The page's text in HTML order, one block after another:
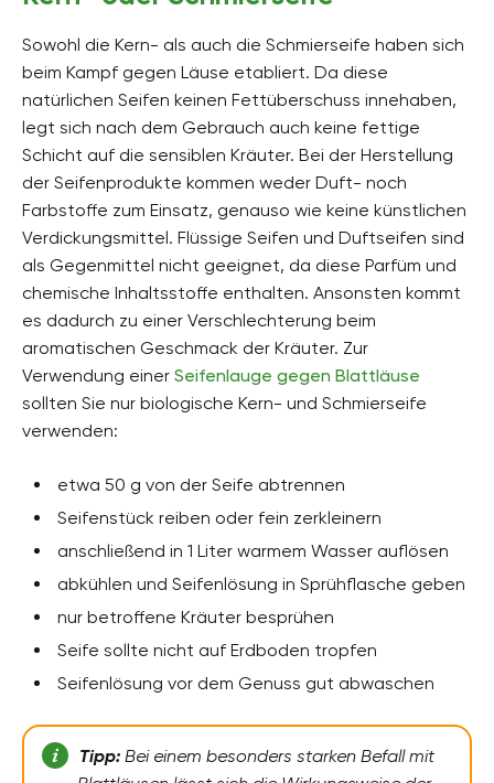
Sowohl die Kern- als auch die Schmierseife haben sich
beim Kampf gegen Läuse etabliert. Da diese
natürlichen Seifen keinen Fettüberschuss innehaben,
legt sich nach dem Gebrauch auch keine fettige
Schicht auf die sensiblen Kräuter. Bei der Herstellung
der Seifenprodukte kommen weder Duft- noch
Farbstoffe zum Einsatz, genauso wie keine künstlichen
Verdickungsmittel. Flüssige Seifen und Duftseifen sind
als Gegenmittel nicht geeignet, da diese Parfüm und
chemische Inhaltsstoffe enthalten. Ansonsten kommt
es dadurch zu einer Verschlechterung beim
aromatischen Geschmack der Kräuter. Zur
Verwendung einer Seifenlauge gegen Blattläuse
sollten Sie nur biologische Kern- und Schmierseife
verwenden:
etwa 50 g von der Seife abtrennen
Seifenstück reiben oder fein zerkleinern
anschließend in 1 Liter warmem Wasser auflösen
abkühlen und Seifenlösung in Sprühflasche geben
nur betroffene Kräuter besprühen
Seife sollte nicht auf Erdboden tropfen
Seifenlösung vor dem Genuss gut abwaschen
Tipp:Bei einem besonders starken Befall mit